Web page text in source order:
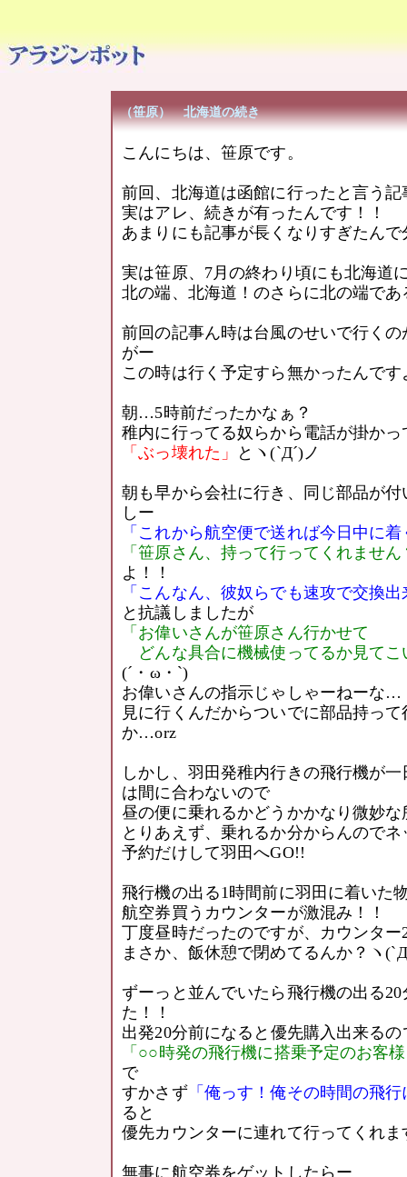
（笹原） 北海道の続き
こんにちは、笹原です。
前回、北海道は函館に行ったと言う
実はアレ、続きが有ったんです！！
あまりにも記事が長くなりすぎたん
実は笹原、7月の終わり頃にも北海道
北の端、北海道！のさらに北の端で
前回の記事ん時は台風のせいで行く
がー
この時は行く予定すら無かったんです
朝…5時前だったかなぁ？
稚内に行ってる奴らから電話が掛か
「ぶっ壊れた」
とヽ(`Д´)ノ
朝も早から会社に行き、同じ部品が
しー
「これから航空便で送れば今日中に
「笹原さん、持って行ってくれません
よ！！
「こんなん、彼奴らでも速攻で交換
と抗議しましたが
「お偉いさんが笹原さん行かせて
どんな具合に機械使ってるか見てこ
(´・ω・`)
お偉いさんの指示じゃしゃーねーな…
見に行くんだからついでに部品持っ
か…orz
しかし、羽田発稚内行きの飛行機が
は間に合わないので
昼の便に乗れるかどうかかなり微妙
とりあえず、乗れるか分からんので
予約だけして羽田へGO!!
飛行機の出る1時間前に羽田に着いた
航空券買うカウンターが激混み！！
丁度昼時だったのですが、カウンタ
まさか、飯休憩で閉めてるんか？ヽ
ずーっと並んでいたら飛行機の出る
た！！
出発20分前になると優先購入出来るの
「○○時発の飛行機に搭乗予定のお客
で
すかさず「俺っす！俺その時間の飛
ると
優先カウンターに連れて行ってくれ
無事に航空券をゲットしたらー